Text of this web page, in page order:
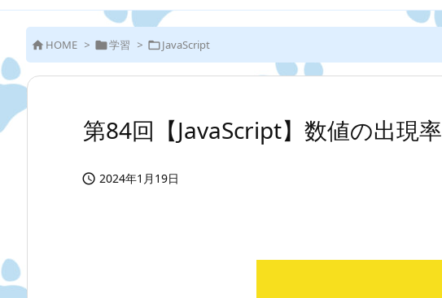
 HOME > 学習 > JavaScript
第84回【JavaScript】数値の出現率
 2024年1月19日